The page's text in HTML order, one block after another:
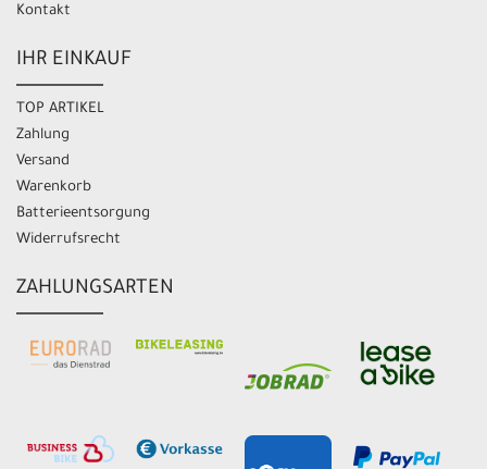
Kontakt
IHR EINKAUF
TOP ARTIKEL
Zahlung
Versand
Warenkorb
Batterieentsorgung
Widerrufsrecht
ZAHLUNGSARTEN